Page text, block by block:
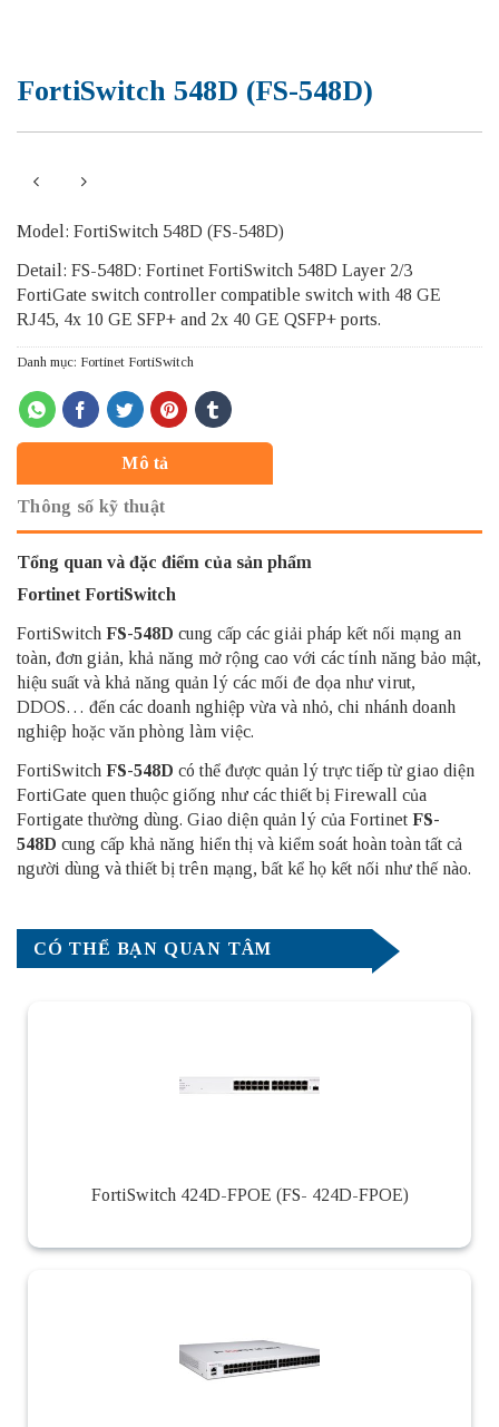
FortiSwitch 548D (FS-548D)
Model: FortiSwitch 548D (FS-548D)
Detail: FS-548D: Fortinet FortiSwitch 548D Layer 2/3
FortiGate switch controller compatible switch with 48 GE
RJ45, 4x 10 GE SFP+ and 2x 40 GE QSFP+ ports.
Danh mục: Fortinet FortiSwitch
Mô tả
Thông số kỹ thuật
Tổng quan và đặc điểm của sản phẩm
Fortinet FortiSwitch
FortiSwitch FS-548D cung cấp các giải pháp kết nối mạng an
toàn, đơn giản, khả năng mở rộng cao với các tính năng bảo mật,
hiệu suất và khả năng quản lý các mối đe dọa như virut,
DDOS… đến các doanh nghiệp vừa và nhỏ, chi nhánh doanh
nghiệp hoặc văn phòng làm việc.
FortiSwitch FS-548D có thể được quản lý trực tiếp từ giao diện
FortiGate quen thuộc giống như các thiết bị Firewall của
Fortigate thường dùng. Giao diện quản lý của Fortinet FS-
548D cung cấp khả năng hiển thị và kiểm soát hoàn toàn tất cả
người dùng và thiết bị trên mạng, bất kể họ kết nối như thế nào.
CÓ THỂ BẠN QUAN TÂM
FortiSwitch 424D-FPOE (FS- 424D-FPOE)